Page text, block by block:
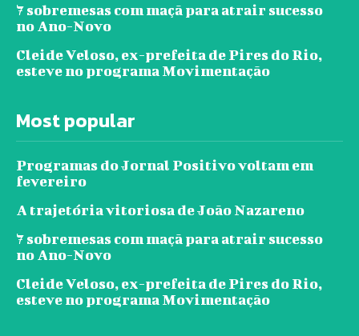
7 sobremesas com maçã para atrair sucesso
no Ano-Novo
Cleide Veloso, ex-prefeita de Pires do Rio,
esteve no programa Movimentação
Most popular
Programas do Jornal Positivo voltam em
fevereiro
A trajetória vitoriosa de João Nazareno
7 sobremesas com maçã para atrair sucesso
no Ano-Novo
Cleide Veloso, ex-prefeita de Pires do Rio,
esteve no programa Movimentação